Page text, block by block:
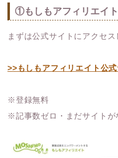
①もしもアフィリエイ
まずは公式サイトにアクセス
>>もしもアフィリエイト公式
※登録無料
※記事数ゼロ・まだサイトが